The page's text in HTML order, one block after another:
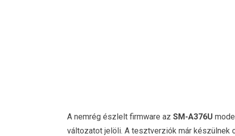
A nemrég észlelt firmware az SM-A376U
változatot jelöli. A tesztverziók már készülnek